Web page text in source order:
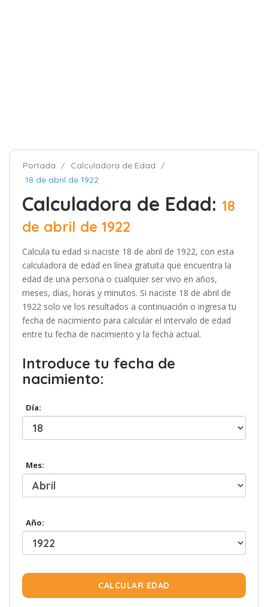
Portada
Calculadora de Edad
18 de abril de 1922
Calculadora de Edad: 18
de abril de 1922
Calcula tu edad si naciste 18 de abril de 1922, con esta
calculadora de edad en línea gratuita que encuentra la
edad de una persona o cualquier ser vivo en años,
meses, días, horas y minutos. Si naciste 18 de abril de
1922 solo ve los resultados a continuación o ingresa tu
fecha de nacimiento para calcular el intervalo de edad
entre tu fecha de nacimiento y la fecha actual.
Introduce tu fecha de
nacimiento:
Día:
Mes:
Año:
CALCULAR EDAD